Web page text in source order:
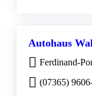
Autohaus
Ferdinand-
(07365)